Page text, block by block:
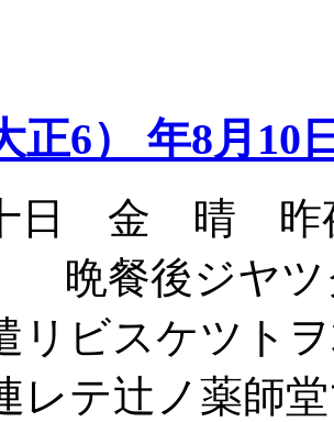
正6） 年8月10
日 金 晴 昨
晩餐後ジヤ
リビスケツト
レテ辻ノ薬師